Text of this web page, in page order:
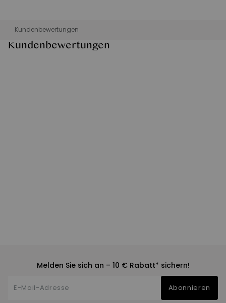
Kundenbewertungen
Kundenbewertungen
Melden Sie sich an – 10 € Rabatt* sichern!
Abonnieren